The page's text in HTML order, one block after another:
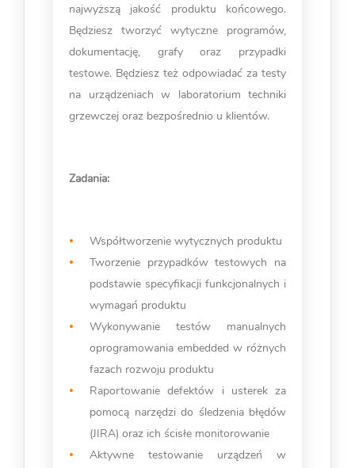
najwyższą jakość produktu końcowego.
Będziesz tworzyć wytyczne programów,
dokumentację, grafy oraz przypadki
testowe. Będziesz też odpowiadać za testy
na urządzeniach w laboratorium techniki
grzewczej oraz bezpośrednio u klientów.
Zadania:
Współtworzenie wytycznych produktu
Tworzenie przypadków testowych na
podstawie specyfikacji funkcjonalnych i
wymagań produktu
Wykonywanie testów manualnych
oprogramowania embedded w różnych
fazach rozwoju produktu
Raportowanie defektów i usterek za
pomocą narzędzi do śledzenia błędów
(JIRA) oraz ich ścisłe monitorowanie
Aktywne testowanie urządzeń w